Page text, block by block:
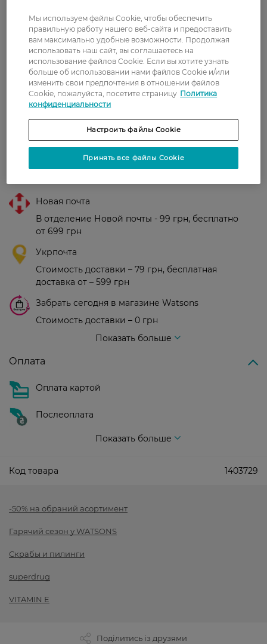
Наталия
18 сентября, 2024
Гарний скраб. Шкіра наповнена,
не потребує додатково крему.
4 июня, 2024
класний продукт
Новая почта
В отделение Новой почты - 99 грн, бесплатно
от 699 грн
Укрпочта
Стоимость доставки – 79 грн, бесплатная
доставка от – 599 грн
Забрать сегодня в магазине Watsons
Стоимость доставки – 0 грн
Показать больше
Оплата
Оплата картой
Послеоплата
Показать больше
Код товара 1403729
-50% на обраний асортимент
Гарячий сезон у WATSONS
Скрабы и пилинги
superdrug
VITAMIN E
Поділитись із друзями
Мы используем файлы Cookie, чтобы обеспечить
правильную работу нашего веб-сайта и предоставить
вам максимально удобные возможности. Продолжая
использовать наш сайт, вы соглашаетесь на
использование файлов Cookie. Если вы хотите узнать
больше об использовании нами файлов Cookie и/или
изменить свои предпочтения в отношении файлов
Cookie, пожалуйста, посетите страницу Политика
конфиденциальности
Настроить файлы Cookie
Принять все файлы Cookie